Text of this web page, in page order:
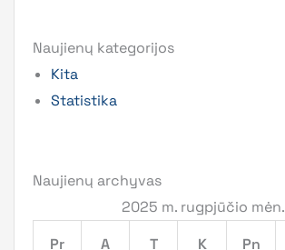
Naujienų kategorijos
Kita
Statistika
Naujienų archyvas
2025 m. rugpjūčio mėn.
Pr
A T K Pn